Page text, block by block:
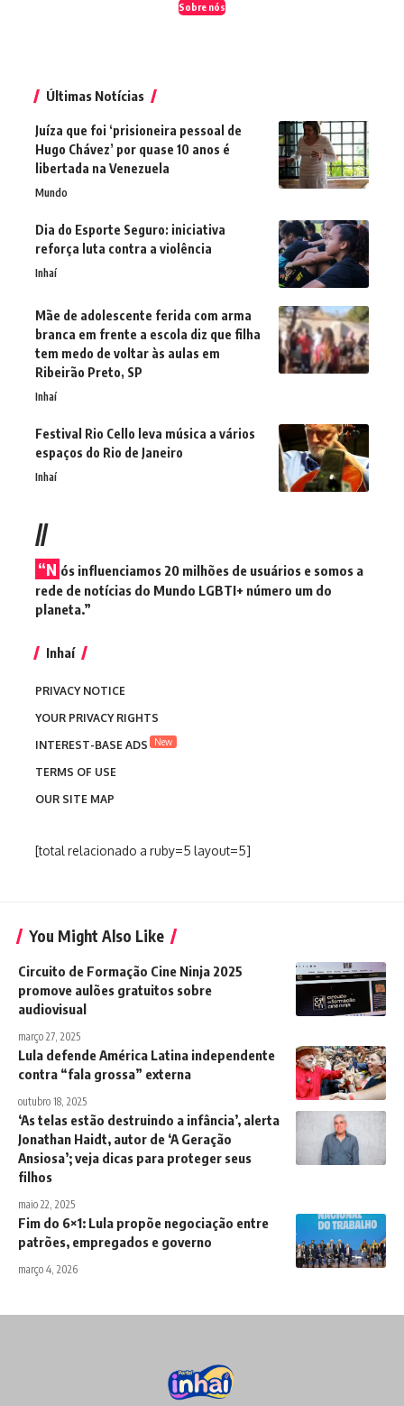
Sobre nós
Últimas Notícias
Juíza que foi ‘prisioneira pessoal de
Hugo Chávez’ por quase 10 anos é
libertada na Venezuela
Mundo
Dia do Esporte Seguro: iniciativa
reforça luta contra a violência
Inhaí
Mãe de adolescente ferida com arma
branca em frente a escola diz que filha
tem medo de voltar às aulas em
Ribeirão Preto, SP
Inhaí
Festival Rio Cello leva música a vários
espaços do Rio de Janeiro
Inhaí
//
“N ós influenciamos 20 milhões de usuários e somos a
rede de notícias do Mundo LGBTI+ número um do
planeta.”
Inhaí
PRIVACY NOTICE
YOUR PRIVACY RIGHTS
INTEREST-BASE ADS
New
TERMS OF USE
OUR SITE MAP
[total relacionado a ruby=5 layout=5]
You Might Also Like
Circuito de Formação Cine Ninja 2025
promove aulões gratuitos sobre
audiovisual
março 27, 2025
Lula defende América Latina independente
contra “fala grossa” externa
outubro 18, 2025
‘As telas estão destruindo a infância’, alerta
Jonathan Haidt, autor de ‘A Geração
Ansiosa’; veja dicas para proteger seus
filhos
maio 22, 2025
Fim do 6×1: Lula propõe negociação entre
patrões, empregados e governo
março 4, 2026